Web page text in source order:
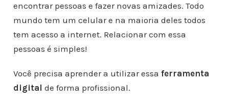
encontrar pessoas e fazer novas amizades. Todo
mundo tem um celular e na maioria deles todos
tem acesso a internet. Relacionar com essa
pessoas é simples!
Você precisa aprender a utilizar essa ferramenta
digital de forma profissional.